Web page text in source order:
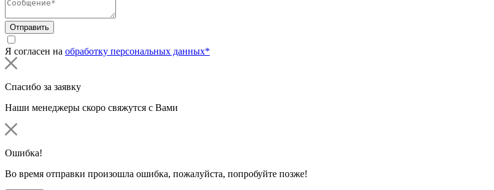
Отправить
Я согласен на обработку персональных данных*
Спасибо за заявку
Наши менеджеры скоро свяжутся с Вами
Ошибка!
Во время отправки произошла ошибка, пожалуйста, попробуйте позже!